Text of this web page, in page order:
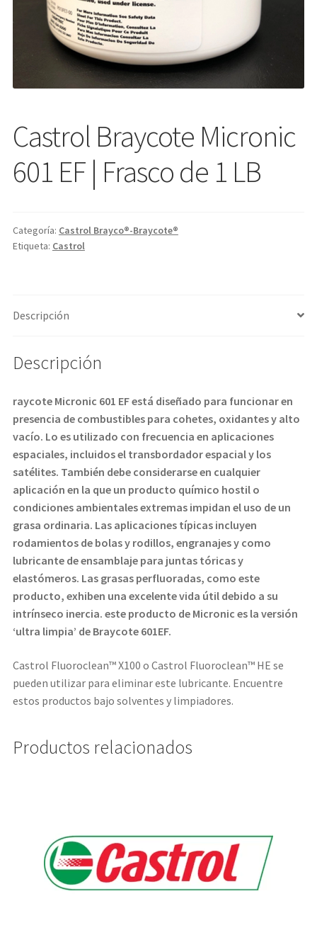
Castrol Braycote Micronic
601 EF | Frasco de 1 LB
Categoría: Castrol Brayco®-Braycote®
Etiqueta: Castrol
Descripción
Descripción
raycote Micronic 601 EF está diseñado para funcionar en
presencia de combustibles para cohetes, oxidantes y alto
vacío. Lo es utilizado con frecuencia en aplicaciones
espaciales, incluidos el transbordador espacial y los
satélites. También debe considerarse en cualquier
aplicación en la que un producto químico hostil o
condiciones ambientales extremas impidan el uso de un
grasa ordinaria. Las aplicaciones típicas incluyen
rodamientos de bolas y rodillos, engranajes y como
lubricante de ensamblaje para juntas tóricasy
elastómeros. Las grasas perfluoradas, como este
producto, exhiben una excelente vida útil debido a su
intrínseco inercia. este producto de Micronic es la versión
‘ultra limpia’ de Braycote 601EF.
Castrol Fluoroclean™ X100 o Castrol Fluoroclean™ HE se
pueden utilizar para eliminar este lubricante. Encuentre
estos productos bajo solventes y limpiadores.
Productos relacionados